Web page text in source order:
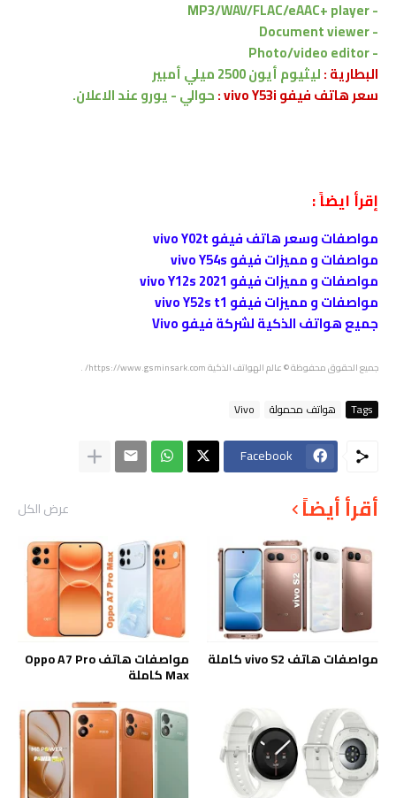
-
MP3/WAV/FLAC/eAAC+ player
- Document viewer
- Photo/video editor
البطارية :ليثيوم أيون 2500 ميلي أمبير
سعر هاتف فيفو vivo Y53i :
حوالي - يوروعند الاعلان.
إقرأ ايضاً :
مواصفات وسعر هاتف فيفو vivo Y02t
مواصفات و مميزات فيفو vivo Y54s
مواصفات و مميزات فيفو vivo Y12s 2021
مواصفات و مميزات فيفو vivo Y52s t1
جميع هواتف الذكية لشركة فيفو Vivo
جميع الحقوق محفوظة© عالم الهواتف الذكيةhttps://www.gsminsark.com/
.
Tags هواتف محمولة Vivo
Facebook
أقرأ أيضاً عرض الكل
مواصفات هاتف vivo S2 كاملة مواصفات هاتف Oppo A7 Pro
Max كاملة